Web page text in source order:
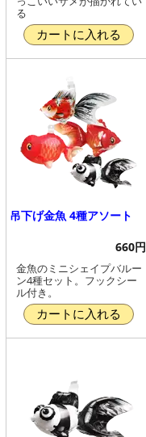
る
カートに入れる
吊下げ金魚 4種アソート
660円
金魚のミニシェイプバルー
ン4種セット。フックシー
ル付き。
カートに入れる